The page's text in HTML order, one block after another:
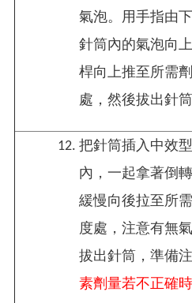
氣泡。用手指由
針筒內的氣泡向
桿向上推至所需
處，然後拔出針筒
把針筒插入中效
內，一起拿著倒
緩慢向後拉至所
度處，注意有無
拔出針筒，準備注
素劑量若不正確